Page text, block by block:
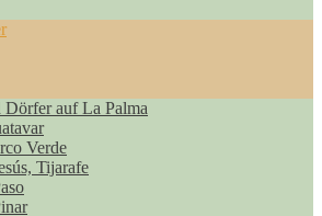
Dörfer auf La Palma
Verde
Tijarafe